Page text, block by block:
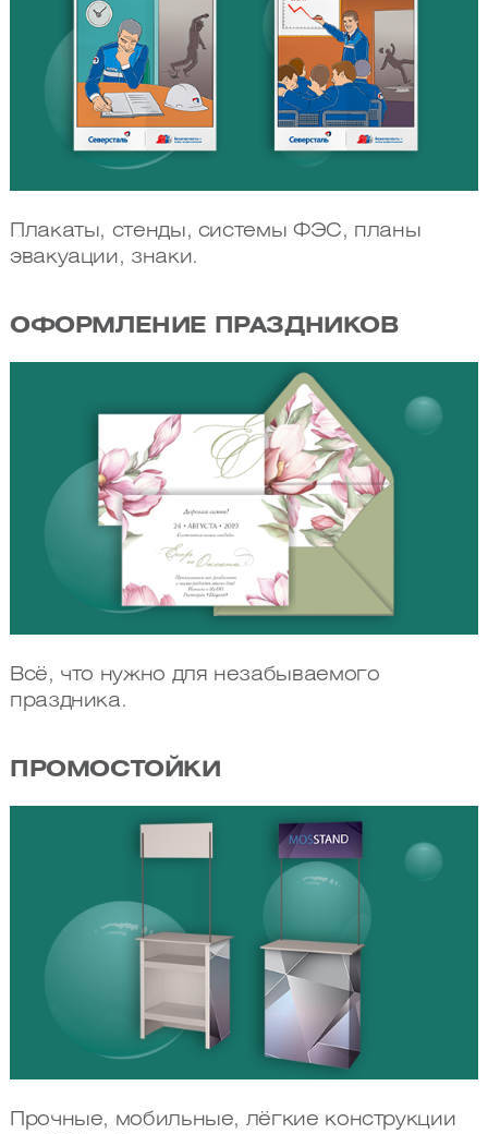
Плакаты, стенды, системы ФЭС, планы
эвакуации, знаки.
ОФОРМЛЕНИЕ ПРАЗДНИКОВ
Всё, что нужно для незабываемого
праздника.
ПРОМОСТОЙКИ
Прочные, мобильные, лёгкие конструкции